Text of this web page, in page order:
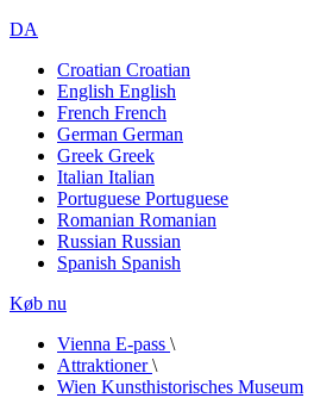
DA
Croatian Croatian
English English
French French
German German
Greek Greek
Italian Italian
Portuguese Portuguese
Romanian Romanian
Russian Russian
Spanish Spanish
Køb nu
Vienna E-pass \
Attraktioner\
Wien Kunsthistorisches Museum